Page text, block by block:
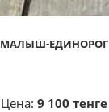
МАЛЫШ-ЕДИНОРОГ
Цена: 9 100 тенге